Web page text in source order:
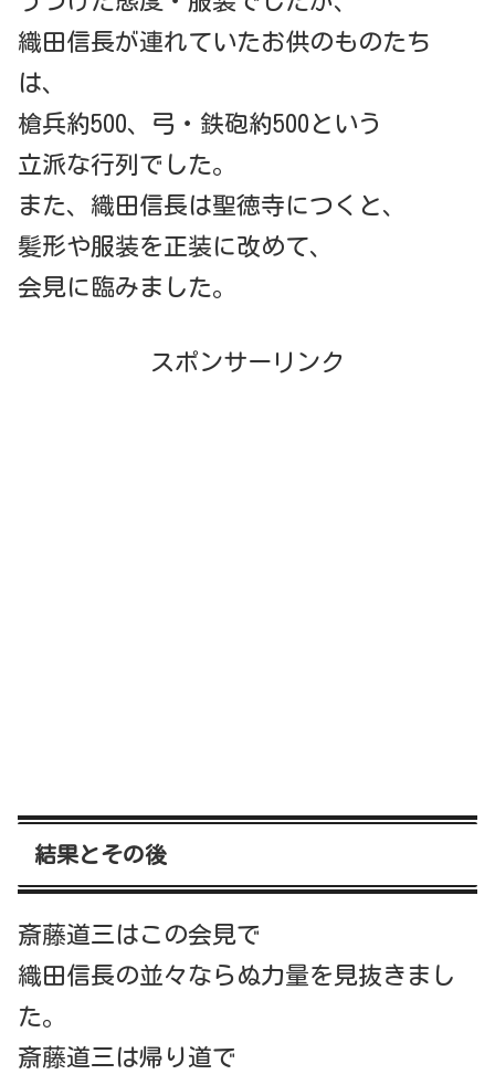
織田信長が連れていたお供のものたち
は、
槍兵約500、弓・鉄砲約500という
立派な行列でした。
また、織田信長は聖徳寺につくと、
髪形や服装を正装に改めて、
会見に臨みました。
スポンサーリンク
結果とその後
斎藤道三はこの会見で
織田信長の並々ならぬ力量を見抜きまし
た。
斎藤道三は帰り道で